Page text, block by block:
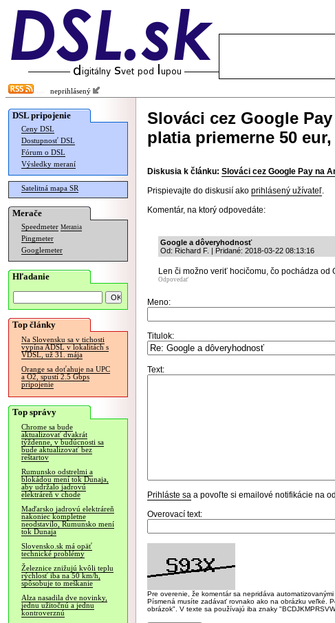
neprihlásený
DSL pripojenie
Ceny DSL
Dostupnosť DSL
Fórum o DSL
Výsledky meraní
Satelitná mapa SR
Merače
Speedmeter Merania
Pingmeter
Googlemeter
Hľadanie
Top články
Na Slovensku sa v tichosti
vypína ADSL v lokalitách s
VDSL, už 31. mája
Orange sa doťahuje na UPC
a O2, spustí 2.5 Gbps
pripojenie
Top správy
Chrome sa bude
aktualizovať dvakrát
týždenne, v budúcnosti sa
bude aktualizovať bez
reštartov
Rumunsko odstrelmi a
blokádou mení tok Dunaja,
aby udržalo jadrovú
elektráreň v chode
Maďarsko jadrovú elektráreň
nakoniec kompletne
neodstavilo, Rumunsko mení
tok Dunaja
Slovensko.sk má opäť
technické problémy
Železnice znižujú kvôli teplu
rýchlosť iba na 50 km/h,
spôsobuje to meškanie
Alza nasadila dve novinky,
jednu užitočnú a jednu
kontroverznú
Slováci cez Google
platia priemerne 50
Diskusia k článku: Slováci cez Google Pay na
Prispievajte do diskusií ako prihlásený užívateľ.
Komentár, na ktorý odpovedáte:
Google a dôveryhodnosť
Od: Richard F. | Pridané: 2018-03-22 08:13:16
Len či možno veriť hocičomu, čo pochádza od
Odpovedať
Meno:
Titulok:
Text:
Prihláste sa a povoľte si emailové notifikácie na
Overovací text:
Pre overenie, že komentár sa nepridáva
Písmená musíte zadávať rovnako ako na obrázku veľké.
obrázok". V texte sa používajú iba znaky